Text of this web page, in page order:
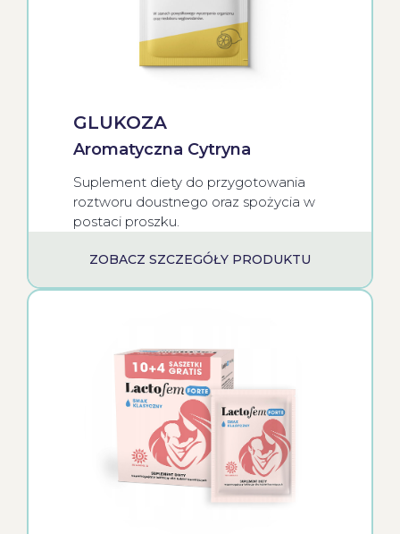
GLUKOZA
Aromatyczna Cytryna
Suplement diety do przygotowania
roztworu doustnego oraz spożycia w
postaci proszku.
ZOBACZ SZCZEGÓŁY PRODUKTU